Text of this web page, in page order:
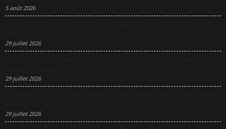
5 août 2026
29 juillet 2026
29 juillet 2026
29 juillet 2026